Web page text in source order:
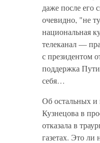
даже после его
очевидно, "не
национальная
телеканал —
с президентом
поддержка
себя…
Об остальных и
Кузнецова в
отказала в
газетах. Это ли